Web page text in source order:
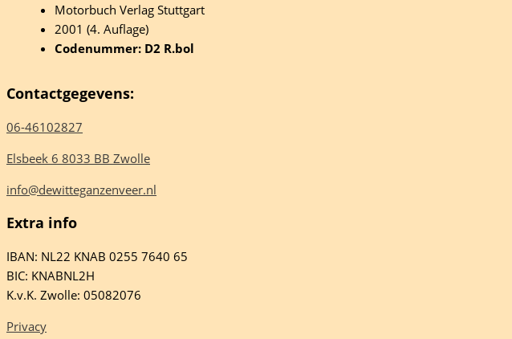
Motorbuch Verlag Stuttgart
2001 (4. Auflage)
Codenummer: D2 R.bol
Contactgegevens:
06-46102827
Elsbeek 6 8033 BB Zwolle
info@dewitteganzenveer.nl
Extra info
IBAN: NL22 KNAB 0255 7640 65
BIC: KNABNL2H
K.v.K. Zwolle: 05082076
Privacy